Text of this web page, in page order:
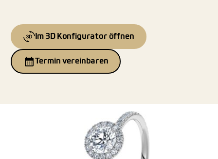
Im 3D Konfigurator öffnen
Termin vereinbaren